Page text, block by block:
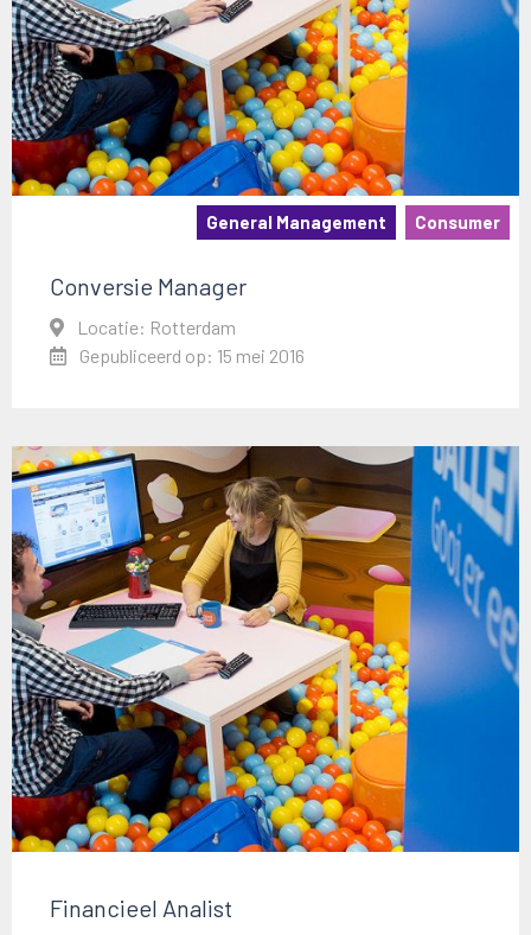
General Management Consumer
Conversie Manager
Locatie: Rotterdam
Gepubliceerd op: 15 mei 2016
Financieel Analist